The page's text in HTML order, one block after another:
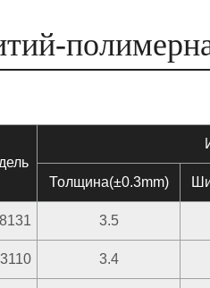
Толщина(±0.3mm)
3.5
3.4